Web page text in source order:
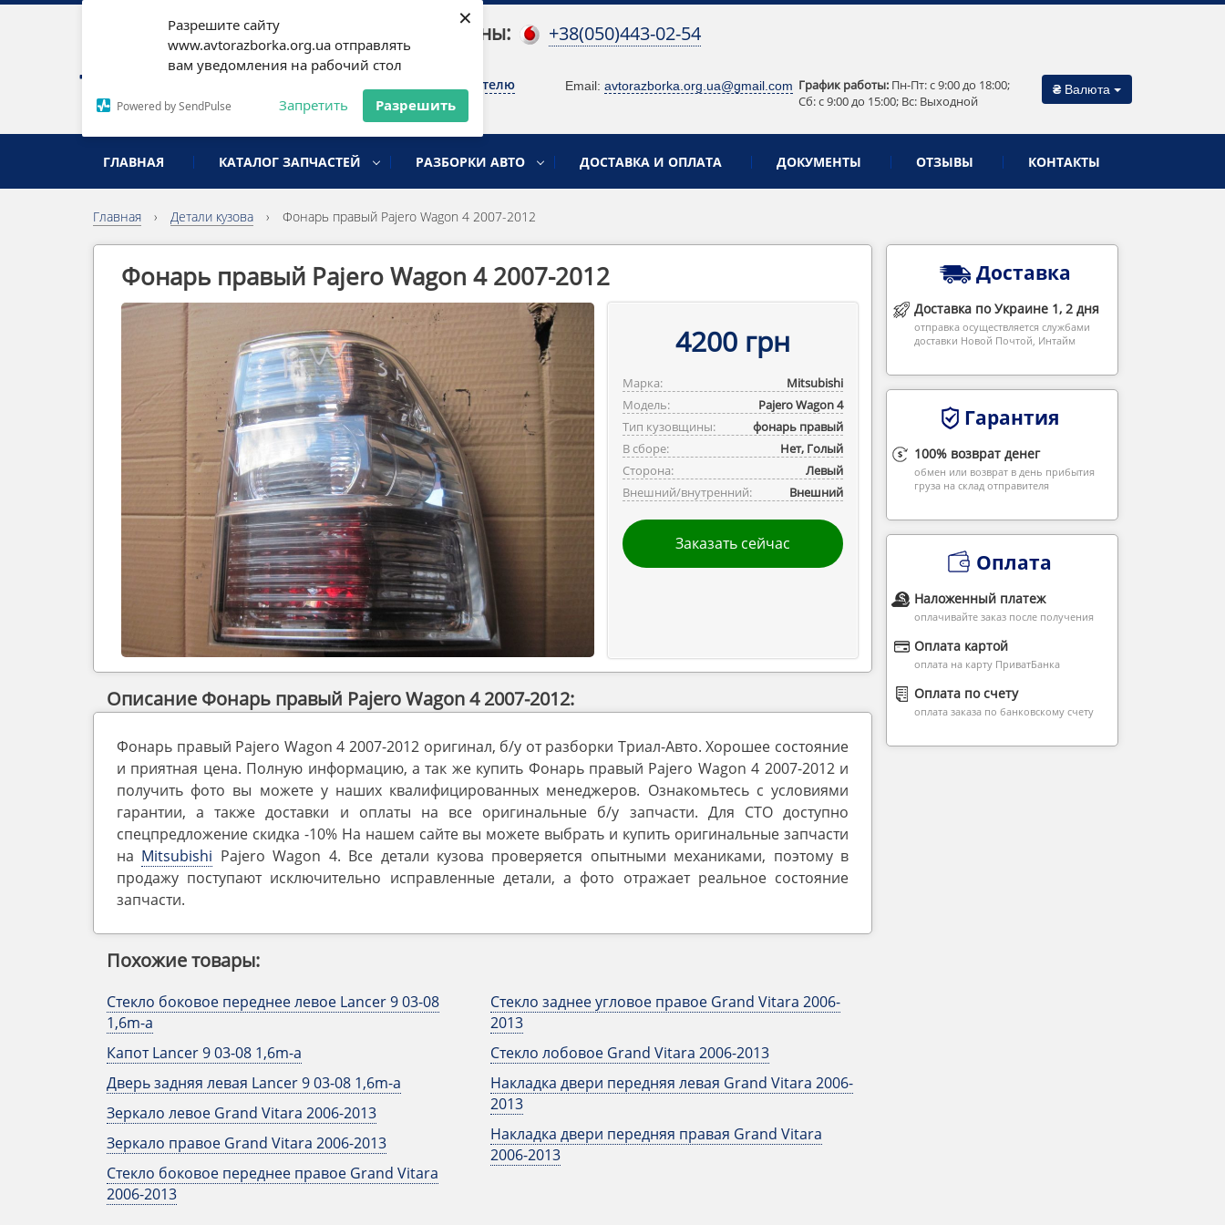
Разрешите сайту
www.avtorazborka.org.ua отправлять
вам уведомления на рабочий стол
Powered by SendPulse Запретить Разрешить
×
разборка иномарок
Наши телефоны: +38(050)443-02-54
Письмо руководителю Email: avtorazborka.org.ua@gmail.com График работы: Пн-Пт: c 9:00 до 18:00;
Сб: c 9:00 до 15:00; Вс: Выходной
₴ Валюта
ГЛАВНАЯ КАТАЛОГ ЗАПЧАСТЕЙ РАЗБОРКИ АВТО ДОСТАВКА И ОПЛАТА ДОКУМЕНТЫ ОТЗЫВЫ КОНТАКТЫ
Главная › Детали кузова › Фонарь правый Pajero Wagon 4 2007-2012
Фонарь правый Pajero Wagon 4 2007-2012
4200 грн
Марка:
Mitsubishi
Модель:
Pajero ‎Wagon 4
Тип кузовщины:
фонарь правый
В сборе:
Нет, Голый
Сторона:
Левый
Внешний/внутренний:
Внешний
Заказать сейчас
Описание Фонарь правый Pajero Wagon 4 2007-2012:
Фонарь правый Pajero Wagon 4 2007-2012 оригинал, б/у от разборки Триал-Авто. Хорошее состояние
и приятная цена. Полную информацию, а так же купить Фонарь правый Pajero Wagon 4 2007-2012 и
получить фото вы можете у наших квалифицированных менеджеров. Ознакомьтесь с условиями
гарантии, а также доставки и оплаты на все оригинальные б/у запчасти. Для СТО доступно
спецпредложение скидка -10% На нашем сайте вы можете выбрать и купить оригинальные запчасти
на Mitsubishi Pajero ‎Wagon 4. Все детали кузова проверяется опытными механиками, поэтому в
продажу поступают исключительно исправленные детали, а фото отражает реальное состояние
запчасти.
Похожие товары:
Стекло боковое переднее левое Lancer 9 03-08
1,6m-a
Капот Lancer 9 03-08 1,6m-a
Дверь задняя левая Lancer 9 03-08 1,6m-a
Зеркало левое Grand Vitara 2006-2013
Зеркало правое Grand Vitara 2006-2013
Стекло боковое переднее правое Grand Vitara
2006-2013
Стекло заднее угловое правое Grand Vitara 2006-
2013
Стекло лобовое Grand Vitara 2006-2013
Накладка двери передняя левая Grand Vitara 2006-
2013
Накладка двери передняя правая Grand Vitara
2006-2013
Доставка
Доставка по Украине 1, 2 дня
отправка осуществляется службами
доставки Новой Почтой, Интайм
Гарантия
100% возврат денег
обмен или возврат в день прибытия
груза на склад отправителя
Оплата
Наложенный платеж
оплачивайте заказ после получения
Оплата картой
оплата на карту ПриватБанка
Оплата по счету
оплата заказа по банковскому счету